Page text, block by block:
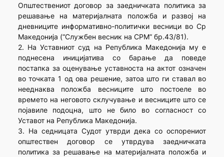
Општествениот договор за заедничката политика за
решавање на материјалната положба и развој на
дневниците информативно-политички весници во Ср
Македонија (“Службен весник на СРМ” бр.43/81).
2. На Уставниот суд на Република Македонија му е
поднесена иницијатива со барање да поведе
постапка за оценување уставноста на актот означен
во точката 1 од ова решение, затоа што ги ставал во
нееднаква положба весниците што постоеле во
времето на неговото склучување и весниците што се
појавиле подоцна, што не било во согласност со
Уставот на Република Македонија.
3. На седницата Судот утврди дека со оспорениот
општествен договор се утврдува заедничката
политика за решавање на материјалната положба и